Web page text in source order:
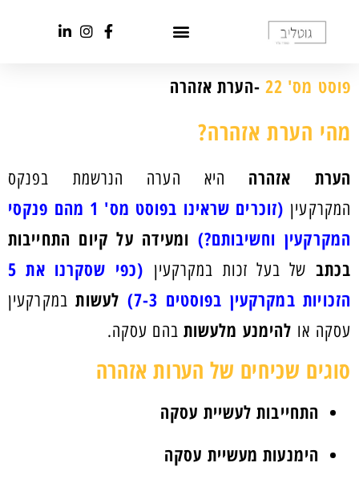
פוסט מס' 22 -הערת אזהרה
מהי הערת אזהרה?
הערת אזהרה
היא הערה הנרשמת בפנקס
המקרקעין
(זוכרים שראינו בפוסט מס' 1 מהם פנקסי
המקרקעין וחשיבותם?) ומעידה על קיום התחייבות
בכתב של בעל זכות במקרקעין
(כפי שסקרנו את 5
הזכויות במקרקעין בפוסטים 7-3)
לעשות במקרקעין
עסקה או להימנע מלעשות בהם עסקה.
סוגים שכיחים של הערות אזהרה
התחייבות לעשיית עסקה
הימנעות מעשיית עסקה